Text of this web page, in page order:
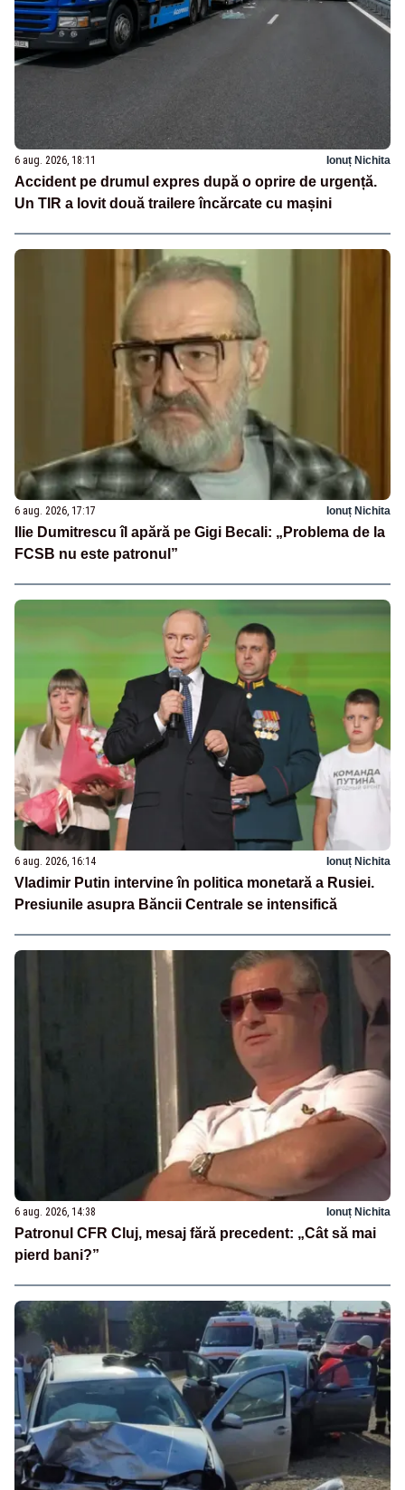
6 aug. 2026, 18:11 Ionuț Nichita
Accident pe drumul expres după o oprire de urgență.
Un TIR a lovit două trailere încărcate cu mașini
6 aug. 2026, 17:17 Ionuț Nichita
Ilie Dumitrescu îl apără pe Gigi Becali: „Problema de la
FCSB nu este patronul”
6 aug. 2026, 16:14 Ionuț Nichita
Vladimir Putin intervine în politica monetară a Rusiei.
Presiunile asupra Băncii Centrale se intensifică
6 aug. 2026, 14:38 Ionuț Nichita
Patronul CFR Cluj, mesaj fără precedent: „Cât să mai
pierd bani?”